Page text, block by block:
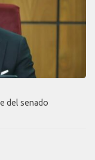
del senado